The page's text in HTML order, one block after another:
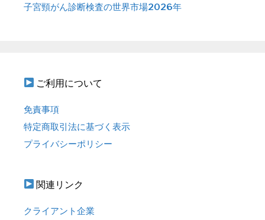
子宮頸がん診断検査の世界市場2026年
ご利用について
免責事項
特定商取引法に基づく表示
プライバシーポリシー
関連リンク
クライアント企業